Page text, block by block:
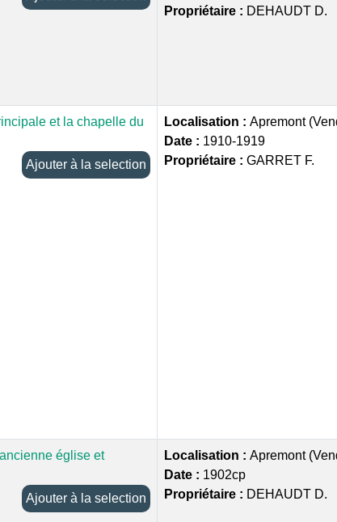
Propriétaire : DEHAUDT D.
et la chapelle du
Ajouter à la selection
Localisation : Apremont
Date : 1910-1919
Propriétaire : GARRET F.
église et
Ajouter à la selection
Localisation : Apremont
Date : 1902cp
Propriétaire : DEHAUDT D.